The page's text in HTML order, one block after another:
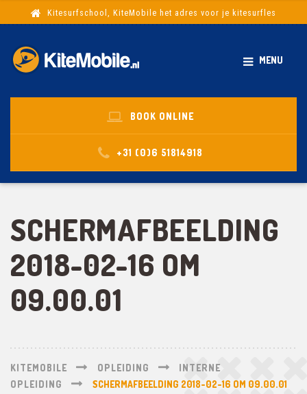
Kitesurfschool, KiteMobile het adres voor je kitesurfles
MENU
BOOK ONLINE
+31 (0)6 51814918
SCHERMAFBEELDING
2018-02-16 OM
09.00.01
KITEMOBILE OPLEIDING
INTERNE
OPLEIDING
SCHERMAFBEELDING 2018-02-16 OM 09.00.01